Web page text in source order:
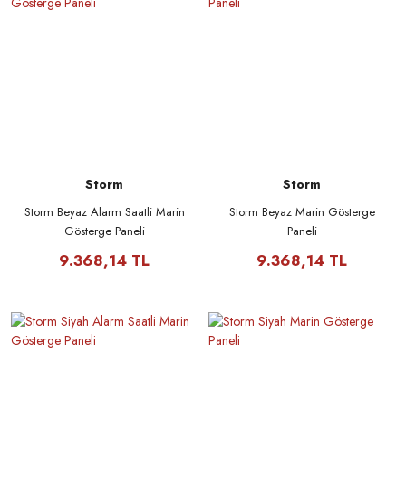
Storm
Storm Beyaz Alarm Saatli Marin
Gösterge Paneli
9.368,14 TL
Storm
Storm Beyaz Marin Gösterge
Paneli
9.368,14 TL